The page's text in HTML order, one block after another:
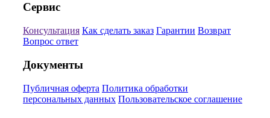
Сервис
Консультация Как сделать заказ Гарантии Возврат
Вопрос ответ
Документы
Публичная оферта Политика обработки
персональных данных Пользовательское соглашение